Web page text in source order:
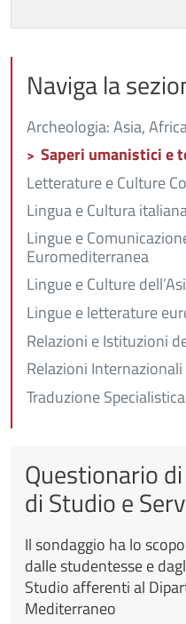
Naviga la
Archeologia: Asia,
Saperi umanistici e
Letterature e Culture
Lingua e Cultura
Lingue e
Euromediterranea
Lingue e Culture
Lingue e letterature
Relazioni e Istituzioni
Relazioni Internazionali
Traduzione Specialistica
Questionario
di Studio e
Il sondaggio ha lo
dalle studentesse e
Studio afferenti al
Mediterraneo